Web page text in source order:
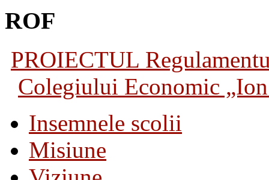
ROF
PROIECTUL
Colegiului Economic
Insemnele scolii
Misiune